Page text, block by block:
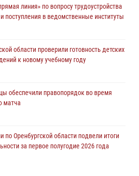
области проверили готовность детских
к новому учебному году
«Кобра» Росгвардии в Оренбурге
объектам
линия» по вопросу трудоустройства
поступления в ведомственные институты
области проверили готовность детских
к новому учебному году
обеспечили правопорядок во время
матча
по Оренбургской области подвели итоги
за первое полугодие 2026 года